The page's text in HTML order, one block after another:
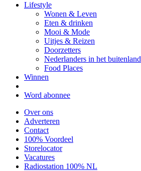
Lifestyle
Wonen & Leven
Eten & drinken
Mooi & Mode
Uitjes & Reizen
Doorzetters
Nederlanders in het buitenland
Food Places
Winnen
Word abonnee
Over ons
Adverteren
Contact
100% Voordeel
Storelocator
Vacatures
Radiostation 100% NL